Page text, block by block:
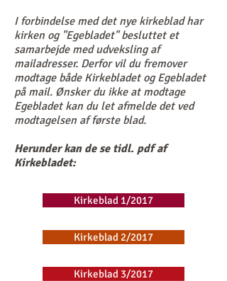
I forbindelse med det nye kirkeblad har
kirken og "Egebladet" besluttet et
samarbejde med udveksling af
mailadresser. Derfor vil du fremover
modtage både Kirkebladet og Egebladet
på mail. Ønsker du ikke at modtage
Egebladet kan du let afmelde det ved
modtagelsen af første blad.
Herunder kan de se tidl. pdf af
Kirkebladet:
Kirkeblad 1/2017
Kirkeblad 2/2017
Kirkeblad 3/2017